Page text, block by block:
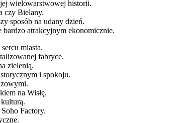
wielowarstwowej historii.
czy Bielany.
sposób na udany dzień.
bardzo atrakcyjnym ekonomicznie.
miasta.
fabryce.
zielenią.
i spokoju.
na Wisłę.
Factory.